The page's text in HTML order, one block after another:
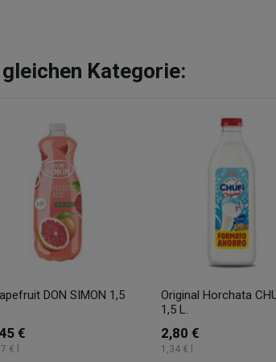
Kategorie:
DON SIMON 1,5
€
€ l
Original Horchata
1,5 L.
2,80 €
1,34 € l